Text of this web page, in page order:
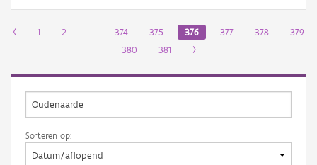
‹ 1 2 … 374 375 376 377 378
379
380
381 ›
Sorteren op: